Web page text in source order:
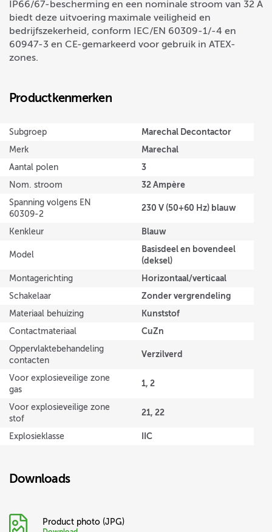
IP66/67-bescherming en een nominale stroom van 32 A
biedt deze uitvoering maximale veiligheid en
bedrijfszekerheid, conform IEC/EN 60309-1/-4 en
60947-3 en CE-gemarkeerd voor gebruik in ATEX-
zones.
Productkenmerken
Subgroep Marechal Decontactor
Merk Marechal
Aantal polen 3
Nom. stroom 32 Ampère
Spanning volgens EN
60309-2
230 V (50+60 Hz) blauw
Kenkleur Blauw
Model
Basisdeel en bovendeel
(deksel)
Montagerichting Horizontaal/verticaal
Schakelaar Zonder vergrendeling
Materiaal behuizing Kunststof
Contactmateriaal CuZn
Oppervlaktebehandeling
contacten
Verzilverd
Voor explosieveilige zone
gas
1, 2
Voor explosieveilige zone
stof
21, 22
Explosieklasse IIC
Downloads
Product photo (JPG)